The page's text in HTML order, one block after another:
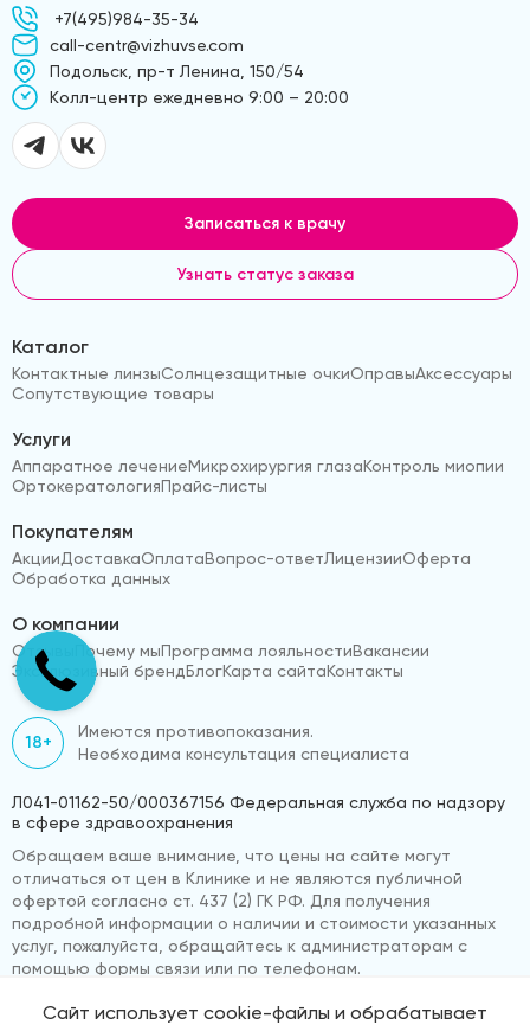
+7(495)984-35-34
call-centr@vizhuvse.com
Подольск, пр-т Ленина, 150/54
Kолл-центр ежедневно 9:00 – 20:00
Записаться к врачу
Узнать статус заказа
Каталог
Контактные линзыСолнцезащитные очкиОправыАксессуары
Сопутствующие товары
Услуги
Аппаратное лечениеМикрохирургия глазаКонтроль миопии
ОртокератологияПрайс-листы
Покупателям
АкцииДоставкаОплатаВопрос-ответЛицензииОферта
Обработка данных
О компании
Отзывы Почему мыПрограмма лояльностиВакансии
Эксклюзивный брендБлогКарта сайтаКонтакты
18+
Имеются противопоказания.
Необходима консультация специалиста
Л041-01162-50/000367156 Федеральная служба по надзору
в сфере здравоохранения
Обращаем ваше внимание, что цены на сайте могут
отличаться от цен в Клинике и не являются публичной
офертой согласно ст. 437 (2) ГК РФ. Для получения
подробной информации о наличии и стоимости указанных
услуг, пожалуйста, обращайтесь к администраторам с
помощью формы связи или по телефонам.
Сайт использует cookie-файлы и обрабатывает